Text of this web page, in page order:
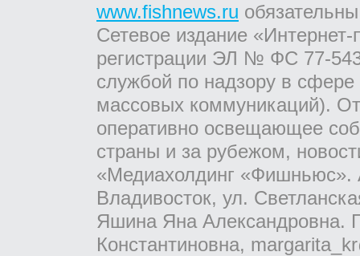
www.fishnews.ru
Сетевое издание
регистрации ЭЛ № ФС 77-
службой по надзору в
массовых коммуникаций).
оперативно освещающее
страны и за рубежом,
«Медиахолдинг «Фишньюс».
Владивосток, ул.
Яшина Яна Александровна.
Константиновна,